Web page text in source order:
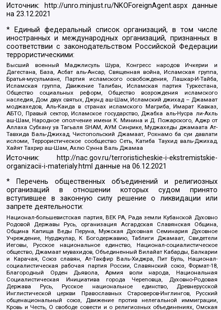
Источник: http://unro.minjust.ru/NKOForeignAgent.aspxданные
на23.12.2021
* Единый федеральный список организаций, в том числе
иностранных и международных организаций, признанных в
соответствии с законодательством Российской Федерации
террористическими:
Высший военный Маджлисуль Шура, Конгресс народов Ичкерии и
Дагестана, База, Асбат аль-Ансар, Священная война, Исламская группа,
Братья-мусульмане, Партия исламского освобождения, Лашкар-И-Тайба,
Исламская группа, Движение Талибан, Исламская партия Туркестана,
Общество социальных реформ, Общество возрождения исламского
наследия, Дом двух святых, Джунд аш-Шам, Исламский джихад – Джамаат
моджахедов, Аль-Каида в странах исламского Магриба, Имарат Кавказ,
АБТО, Правый сектор, Исламское государство, Джабха аль-Нусра ли-Ахль
аш-Шам, Народное ополчение имени К. Минина и Д. Пожарского, Аджр от
Аллаха Субхану уа Тагьаля SHAM, АУМ Синрике, Муджахеды джамаата Ат-
Тавхида Валь-Джихад, Чистопольский Джамаат, Рохнамо ба суи давлати
исломи, Террористическое сообщество Сеть, Катиба Таухид валь-Джихад,
Хайят Тахрир аш-Шам, Ахлю Сунна Валь Джамаа
Источник:
http://nac.gov.ru/terroristicheskie-i-ekstremistskie-
organizacii-i-materialy.html данные на06.12.2021
* Перечень общественных объединений и религиозных
организаций в отношении которых судом принято
вступившее в законную силу решение о ликвидации или
запрете деятельности:
Национал-большевистская партия, ВЕК РА, Рада земли Кубанской Духовно
Родовой Державы Русь, организация Асгардская Славянская Община,
Община Капища Веды Перуна, Мужская Духовная Семинария Духовное
Учреждение, Нурджулар, К Богодержавию, Таблиги Джамаат, Свидетели
Иеговы, Русское национальное единство, Национал-социалистическое
общество, Джамаат мувахидов, Объединенный Вилайат Кабарды, Балкарии
и Карачая, Союз славян, Ат-Такфир Валь-Хиджра, Пит Буль, Национал-
социалистическая рабочая партия России, Славянский союз, Формат-18,
Благородный Орден Дьявола, Армия воли народа, Национальная
Социалистическая Инициатива города Череповца, Духовно-Родовая
Держава Русь, Русское национальное единство, Древнерусской
Инглистической церкви Православных Староверов-Инглингов, Русский
общенациональный союз, Движение против нелегальной иммиграции,
Кровь и Честь, О свободе совести и о религиозных объединениях, Омская